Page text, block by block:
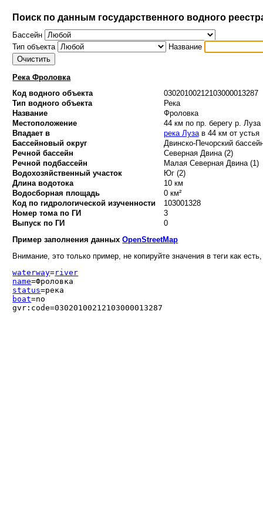
Поиск по данным государственного водного
Бассейн
Тип объекта
Название
Река Фроловка
Код водного объекта
03020100212103000013287
Тип водного объекта
Река
Название
Фроловка
Местоположение
44 км по пр. берегу р. Луза
Впадает в
река Лузав 44 км от устья
Бассейновый округ
Двинско-Печорский
Речной бассейн
Северная Двина (2)
Речной подбассейн
Малая Северная Двина (1)
Водохозяйственный участок
Юг (2)
Длина водотока
10 км
Водосборная площадь
0 км²
Код по гидрологической изученности
103001328
Номер тома по ГИ
3
Выпуск по ГИ
0
Пример заполнения данныхOpenStreetMap
Внимание, это только пример, не копируйте значения в теги как
waterway=river
name=Фроловка
status=река
boat=no
gvr:code=03020100212103000013287